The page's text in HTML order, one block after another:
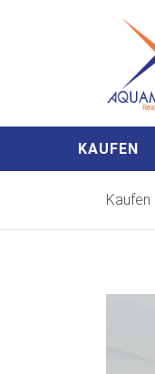
KAUFEN
Kaufen